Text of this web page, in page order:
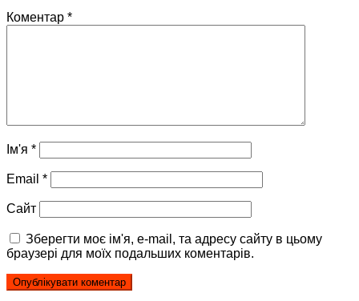
Коментар *
Ім'я *
Email *
Сайт
Зберегти моє ім'я, e-mail, та адресу сайту в цьому
браузері для моїх подальших коментарів.